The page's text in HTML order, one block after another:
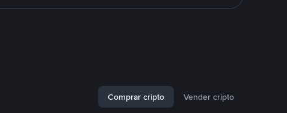
Comprar cripto Vender cripto